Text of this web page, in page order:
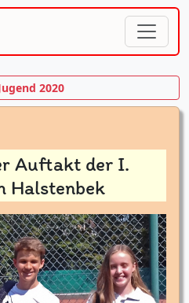
2020
Auftakt der I.
Halstenbek